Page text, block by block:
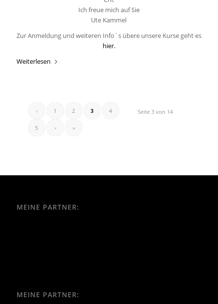
Ich freue mich auf Sie
Ute Kammel
Zur Anmeldung und weiteren Info`s übere unsere Kurse geht es
hier.
Weiterlesen
Seite 3 von 14
‹ 1 2 3 4
5 › »
MEINE PARTNER:
MEINE PARTNER: